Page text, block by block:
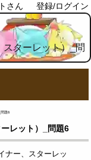
さん 登録/ログイン
ターレット）_問
問題6
レット）_問題6
ナー、スターレッ